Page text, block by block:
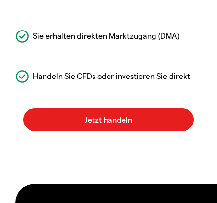
Sie erhalten direkten Marktzugang (DMA)
Handeln Sie CFDs oder investieren Sie direkt